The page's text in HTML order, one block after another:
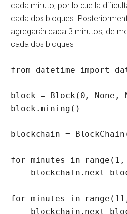
cada minuto, por lo que la
cada dos bloques.
agregarán cada 3 minutos, de
cada dos bloques
from datetime import
block = Block(0,
block.mining()
blockchain =
for minutes in range(1,
for minutes in